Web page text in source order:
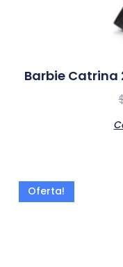
Barbie Catrina
Oferta!